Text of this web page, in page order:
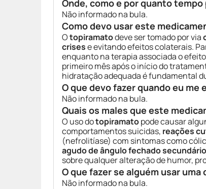
Onde, como e por quanto
Não informado na bula.
Como devo usar este
Otopiramatodeve ser tomado por via
crisese evitando efeitos colaterais.
enquanto na terapia associada o
primeiro mês após o início do
hidratação adequada é fundamental
O que devo fazer quando eu
Não informado na bula.
Quais os males que este
O uso dotopiramatopode causar
comportamentos suicidas, reações
(nefrolitíase) com sintomas como
agudo de ângulo fechado secundário
sobre qualquer alteração de humor,
O que fazer se alguém usar
Não informado na bula.